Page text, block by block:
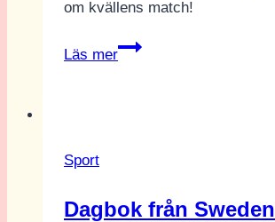
om kvällens match!
Läs mer
INNEBANDY-
Sport
Dagbok från Sweden